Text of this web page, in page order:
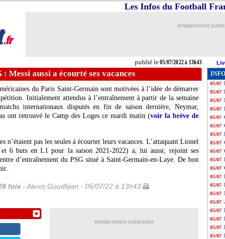
publié le05/07/2022 à 13h43
Les Infos du Football
emplacement
: Messi aussi a écourté ses vacances
du Paris Saint-Germain sont motivées à l’idée de démarrer
Initialement attendus à l’entraînement à partir de la semaine
internationaux disputés en fin de saison dernière, Neymar,
ont retrouvé le Camp des Loges ce mardi matin (voir la brève de
n’étaient pas les seules à écourter leurs vacances. L’attaquant Lionel
6 buts en L1 pour la saison 2021-2022) a, lui aussi, rejoint ses
d’entraînement du PSG situé à Saint-Germain-en-Laye. De bon
fois - Alexis Goudlijian - 05/07/22 à 13h43
05/07
05/07
05/07
05/07
05/07
05/07
05/07
05/07
05/07
05/07
05/07
05/07
05/07
05/07
05/07
05/07
05/07
05/07
05/07
05/07
05/07
05/07
05/07
emplacement publicitaire